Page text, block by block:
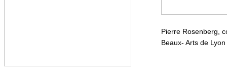
Pierre Rosenberg,
Beaux- Arts de Lyon